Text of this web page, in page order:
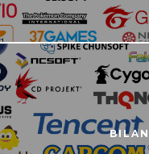
BILAN